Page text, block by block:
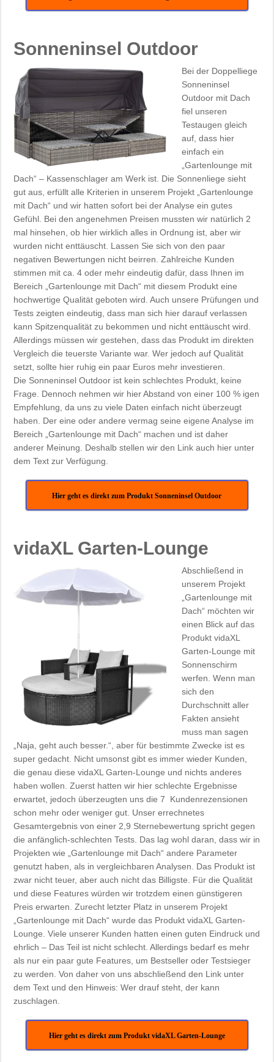
Sonneninsel Outdoor
Bei der Doppelliege
Sonneninsel
Outdoor mit Dach
fiel unseren
Testaugen gleich
auf, dass hier
einfach ein
„Gartenlounge mit
Dach“ – Kassenschlager am Werk ist. Die Sonnenliege sieht
gut aus, erfüllt alle Kriterien in unserem Projekt „Gartenlounge
mit Dach“ und wir hatten sofort bei der Analyse ein gutes
Gefühl. Bei den angenehmen Preisen mussten wir natürlich 2
mal hinsehen, ob hier wirklich alles in Ordnung ist, aber wir
wurden nicht enttäuscht. Lassen Sie sich von den paar
negativen Bewertungen nicht beirren. Zahlreiche Kunden
stimmen mit ca. 4 oder mehr eindeutig dafür, dass Ihnen im
Bereich „Gartenlounge mit Dach“ mit diesem Produkt eine
hochwertige Qualität geboten wird. Auch unsere Prüfungen und
Tests zeigten eindeutig, dass man sich hier darauf verlassen
kann Spitzenqualität zu bekommen und nicht enttäuscht wird.
Allerdings müssen wir gestehen, dass das Produkt im direkten
Vergleich die teuerste Variante war. Wer jedoch auf Qualität
setzt, sollte hier ruhig ein paar Euros mehr investieren.
Die Sonneninsel Outdoor ist kein schlechtes Produkt, keine
Frage. Dennoch nehmen wir hier Abstand von einer 100 % igen
Empfehlung, da uns zu viele Daten einfach nicht überzeugt
haben. Der eine oder andere vermag seine eigene Analyse im
Bereich „Gartenlounge mit Dach“ machen und ist daher
anderer Meinung. Deshalb stellen wir den Link auch hier unter
dem Text zur Verfügung.
Hier geht es direkt zum Produkt Sonneninsel Outdoor
vidaXL Garten-Lounge
Abschließend in
unserem Projekt
„Gartenlounge mit
Dach“ möchten wir
einen Blick auf das
Produkt vidaXL
Garten-Lounge mit
Sonnenschirm
werfen. Wenn man
sich den
Durchschnitt aller
Fakten ansieht
muss man sagen
„Naja, geht auch besser.“, aber für bestimmte Zwecke ist es
super gedacht. Nicht umsonst gibt es immer wieder Kunden,
die genau diese vidaXL Garten-Lounge und nichts anderes
haben wollen. Zuerst hatten wir hier schlechte Ergebnisse
erwartet, jedoch überzeugten uns die 7 Kundenrezensionen
schon mehr oder weniger gut. Unser errechnetes
Gesamtergebnis von einer 2,9 Sternebewertung spricht gegen
die anfänglich-schlechten Tests. Das lag wohl daran, dass wir in
Projekten wie „Gartenlounge mit Dach“ andere Parameter
genutzt haben, als in vergleichbaren Analysen. Das Produkt ist
zwar nicht teuer, aber auch nicht das Billigste. Für die Qualität
und diese Features würden wir trotzdem einen günstigeren
Preis erwarten. Zurecht letzter Platz in unserem Projekt
„Gartenlounge mit Dach“ wurde das Produkt vidaXL Garten-
Lounge. Viele unserer Kunden hatten einen guten Eindruck und
ehrlich – Das Teil ist nicht schlecht. Allerdings bedarf es mehr
als nur ein paar gute Features, um Bestseller oder Testsieger
zu werden. Von daher von uns abschließend den Link unter
dem Text und den Hinweis: Wer drauf steht, der kann
zuschlagen.
Hier geht es direkt zum Produkt vidaXL Garten-Lounge